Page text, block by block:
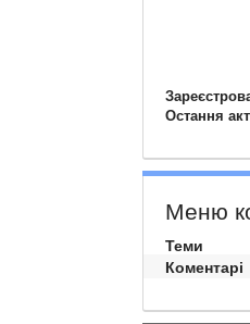
Остання
Меню
Теми
Коментарі